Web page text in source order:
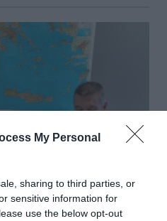
My Personal
sharing to third parties, or
sensitive information for
use the below opt-out